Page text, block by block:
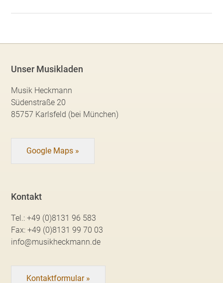
Unser Musikladen
Musik Heckmann
Südenstraße 20
85757 Karlsfeld (bei München)
Google Maps »
Kontakt
Tel.:+49 (0)8131 96 583
Fax:+49 (0)8131 99 70 03
info@musikheckmann.de
Kontaktformular »